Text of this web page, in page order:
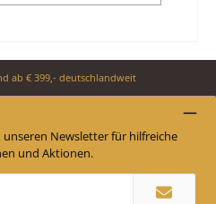
ab € 399,- deutschlandweit
Newsletter für hilfreiche
und Aktionen.